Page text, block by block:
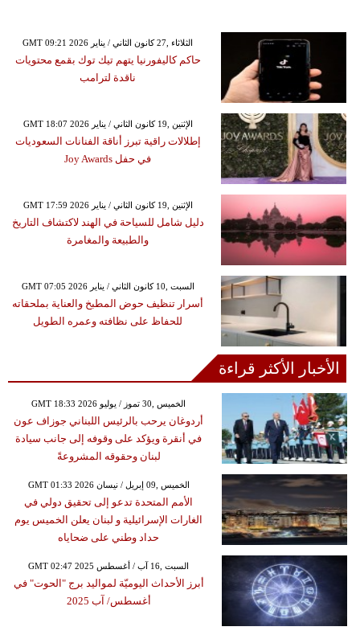
GMT 09:21 2026 الثلاثاء ,27 كانون الثاني / يناير
حاكم كاليفورنيا يتهم تيك توك بقمع محتويات
ناقدة لترامب
GMT 18:07 2026 الإثنين ,19 كانون الثاني / يناير
إطلالات راقية تبرز أناقة الفنانات السعوديات
في حفل Joy Awards
GMT 17:59 2026 الإثنين ,19 كانون الثاني / يناير
دليل شامل للسياحة في الهند لاكتشاف التاريخ
والطبيعة والمغامرة
GMT 07:05 2026 السبت ,10 كانون الثاني / يناير
أسرار تنظيف حوض المطبخ والعناية بملحقاته
للحفاظ على نظافته وعمره الطويل
الأخبار الأكثر قراءة
GMT 18:33 2026 الخميس ,30 تموز / يوليو
أردوغان يرحب بالرئيس اللبناني جوزاف عون
في أنقرة ويؤكد على وقوفه إلى جانب سيادة
لبنان وحقوقه المشروعةً
GMT 01:33 2026 الخميس ,09 إبريل / نيسان
الأمم المتحدة تدعو إلى تحقيق دولي في
الغارات الإسرائيلية و لبنان يعلن الخميس يوم
حداد وطني على ضحاياه
GMT 02:47 2025 السبت ,16 آب / أغسطس
أبرز الأحداث اليوميّة لمواليد برج "الحوت" في
أغسطس/ آب 2025